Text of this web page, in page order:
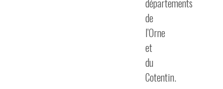
départements
de
l’Orne
et
du
Cotentin.